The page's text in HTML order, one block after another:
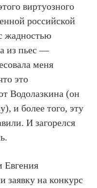
виртуозного
российской
жадностью
из пьес —
меня
это
Водолазкина (он
и более того, эту
И загорелся
Евгения
заявку на конкурс